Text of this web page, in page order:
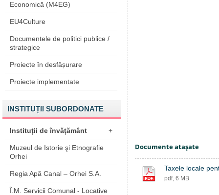
Economică (M4EG)
EU4Culture
Documentele de politici publice /
strategice
Proiecte în desfășurare
Proiecte implementate
INSTITUȚII SUBORDONATE
Instituții de învățământ +
Muzeul de Istorie şi Etnografie
Orhei
Regia Apă Canal – Orhei S.A.
Î.M. Servicii Comunal - Locative
Documente ataşate
Taxele locale
pdf, 6 MB